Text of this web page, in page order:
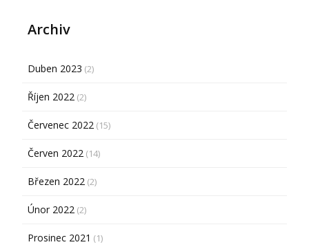
Archiv
Duben 2023 (2)
Říjen 2022 (2)
Červenec 2022 (15)
Červen 2022 (14)
Březen 2022 (2)
Únor 2022 (2)
Prosinec 2021 (1)